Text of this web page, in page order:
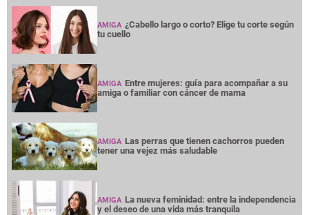
AMIGA ¿Cabello largo o corto? Elige tu corte según
tu cuello
AMIGA Entre mujeres: guía para acompañar a su
amiga o familiar con cáncer de mama
AMIGA Las perras que tienen cachorros pueden
tener una vejez más saludable
AMIGA La nueva feminidad: entre la independencia
y el deseo de una vida más tranquila